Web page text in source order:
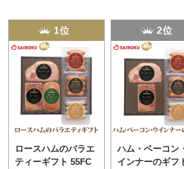
1位
ロースハムのバラエ
ティーギフト 55FC
2位
ハム・ベーコン
インナーのギフ